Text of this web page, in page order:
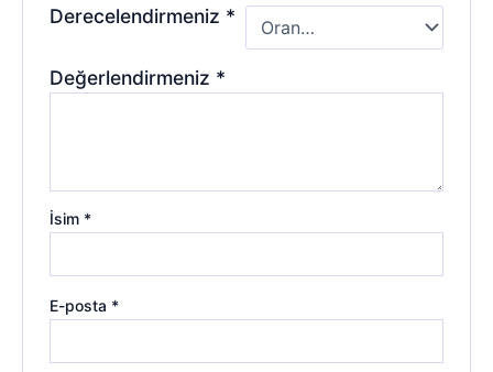
Derecelendirmeniz *
Değerlendirmeniz *
İsim *
E-posta *